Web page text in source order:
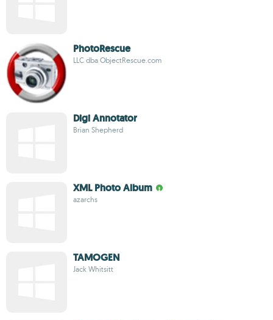
PhotoRescue
LLC dba ObjectRescue.com
Digi Annotator
Brian Shepherd
XML Photo Album
azarchs
TAMOGEN
Jack Whitsitt